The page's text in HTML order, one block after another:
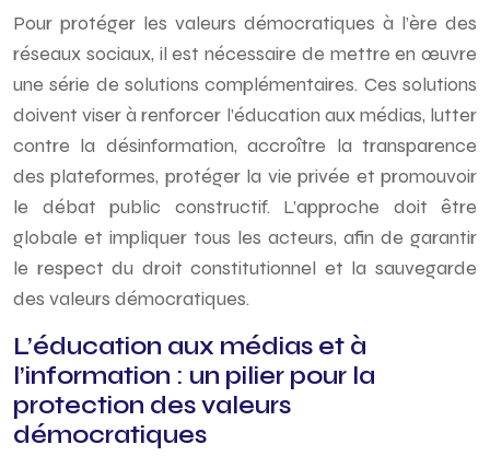
Pour protéger les valeurs démocratiques à l’ère des
réseaux sociaux, il est nécessaire de mettre en œuvre
une série de solutions complémentaires. Ces solutions
doivent viser à renforcer l’éducation aux médias, lutter
contre la désinformation, accroître la transparence
des plateformes, protéger la vie privée et promouvoir
le débat public constructif. L’approche doit être
globale et impliquer tous les acteurs, afin de garantir
le respect du droit constitutionnel et la sauvegarde
des valeurs démocratiques.
L’éducation aux médias et à
l’information : un pilier pour la
protection des valeurs
démocratiques